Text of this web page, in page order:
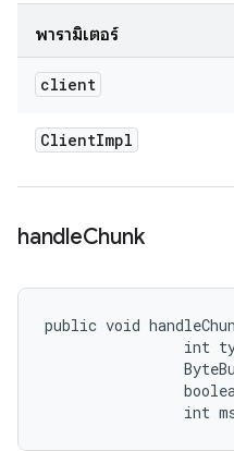
พารามิเตอร์
client
ClientImpl
handleChunk
public void
int
int